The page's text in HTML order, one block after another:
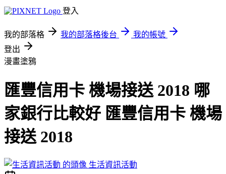
登入
我的部落格 我的部落格後台
我的帳號
登出
漫畫塗鴉
匯豐信用卡 機場接送 2018 哪
家銀行比較好 匯豐信用卡 機場
接送 2018
生活資訊活動